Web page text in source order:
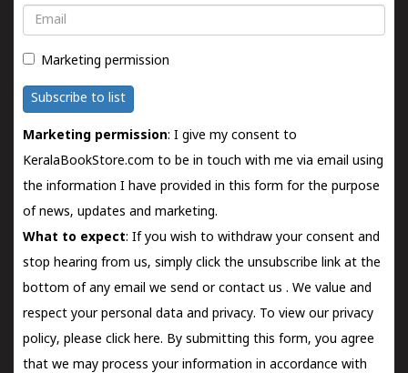
Email
Marketing permission
Subscribe to list
Marketing permission: I give my consent to
KeralaBookStore.com to be in touch with me via email using
the information I have provided in this form for the purpose
of news, updates and marketing.
What to expect: If you wish to withdraw your consent and
stop hearing from us, simply click the unsubscribe link at the
bottom of any email we send orcontact us . We value and
respect your personal data and privacy. To view our privacy
policy, please click here. By submitting this form, you agree
that we may process your information in accordance with